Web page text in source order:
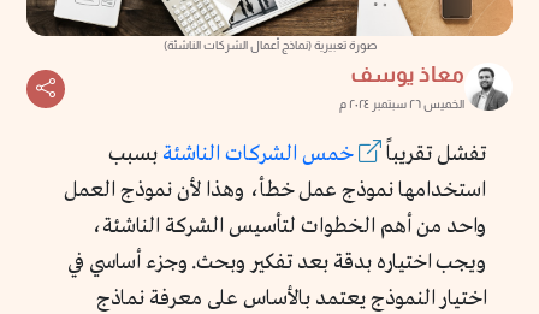
صورة تعبيرية (نماذج أعمال الشركات الناشئة)
معاذ يوسف
الخميس ٢٦ سبتمبر ٢٠٢٤ م
تفشل تقريباً خمس الشركات الناشئة بسبب
استخدامها نموذج عمل خطأ، وهذا لأن نموذج العمل
واحد من أهم الخطوات لتأسيس الشركة الناشئة،
ويجب اختياره بدقة بعد تفكير وبحث. وجزء أساسي في
اختيار النموذج يعتمد بالأساس على معرفة نماذج